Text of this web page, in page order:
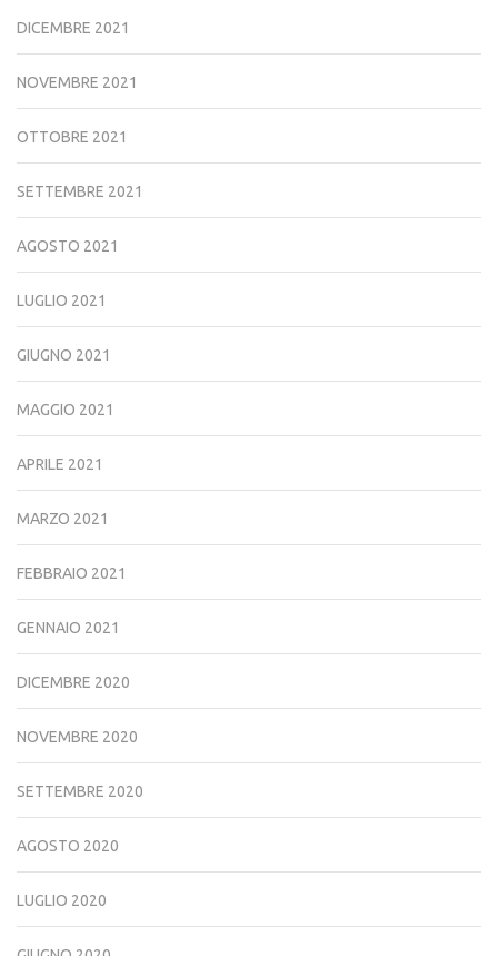
DICEMBRE 2021
NOVEMBRE 2021
OTTOBRE 2021
SETTEMBRE 2021
AGOSTO 2021
LUGLIO 2021
GIUGNO 2021
MAGGIO 2021
APRILE 2021
MARZO 2021
FEBBRAIO 2021
GENNAIO 2021
DICEMBRE 2020
NOVEMBRE 2020
SETTEMBRE 2020
AGOSTO 2020
LUGLIO 2020